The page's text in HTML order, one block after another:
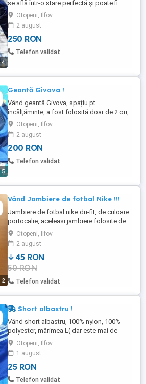
4
se află într-o stare perfectă și poate fi
purtat fără probleme.
Otopeni, Ilfov
2 august
250 RON
Telefon validat
5
Geantă Givova !
Vând geantă Givova, spațiu pt
încălțăminte, a fost folosită doar de 2 ori,
se află într-o stare perfectă și poate fi
folosită fără probleme.
Otopeni, Ilfov
2 august
200 RON
Telefon validat
2
Vând Jambiere de fotbal Nike !!!
Jambiere de fotbal nike dri-fit, de culoare
portocalie, aceleasi jambiere folosite de
echipa națională a Olandei la Euro 2012,
mărimea 44, se află într-o stare bună, nu
sunt rupți sau tăiați și pot fi folosiți fără
probleme. De asemenea, sunt și o piesă
de colecție interesantă.
Otopeni, Ilfov
2 august
45 RON
50 RON
Telefon validat
Short albastru !
Vând short albastru, 100% nylon, 100%
polyester, mărimea L( dar este mai de
grabă un M), se află într-o stare bună și
poate fi purtat fără probleme.
Otopeni, Ilfov
1 august
25 RON
Telefon validat